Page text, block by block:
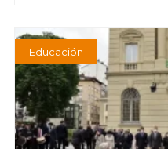
Educación